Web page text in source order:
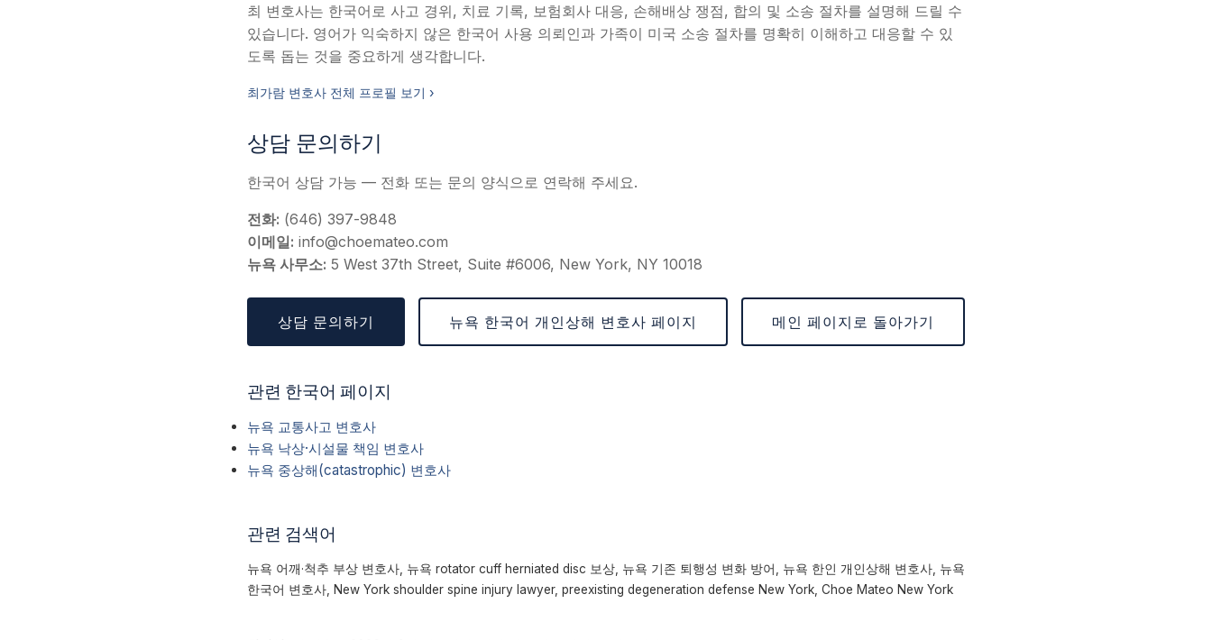
최 변호사는 한국어로 사고 경위, 치료 기록, 보험회사 대응, 손해배상 쟁점, 합의 및 소송 절차를 설명해 드릴 수
있습니다. 영어가 익숙하지 않은 한국어 사용 의뢰인과 가족이 미국 소송 절차를 명확히 이해하고 대응할 수 있
도록 돕는 것을 중요하게 생각합니다.
최가람 변호사 전체 프로필 보기 ›
상담 문의하기
한국어 상담 가능 — 전화 또는 문의 양식으로 연락해 주세요.
전화: (646) 397-9848
이메일: info@choemateo.com
뉴욕 사무소: 5 West 37th Street, Suite #6006, New York, NY 10018
상담 문의하기 뉴욕 한국어 개인상해 변호사 페이지 메인 페이지로 돌아가기
관련 한국어 페이지
뉴욕 교통사고 변호사
뉴욕 낙상·시설물 책임 변호사
뉴욕 중상해(catastrophic) 변호사
관련 검색어
뉴욕 어깨·척추 부상 변호사, 뉴욕 rotator cuff herniated disc 보상, 뉴욕 기존 퇴행성 변화 방어, 뉴욕 한인 개인상해 변호사, 뉴욕
한국어 변호사, New York shoulder spine injury lawyer, preexisting degeneration defense New York, Choe Mateo New York